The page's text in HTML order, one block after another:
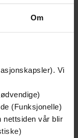
Om
Vi
(Funksjonelle)
nettsiden vår blir